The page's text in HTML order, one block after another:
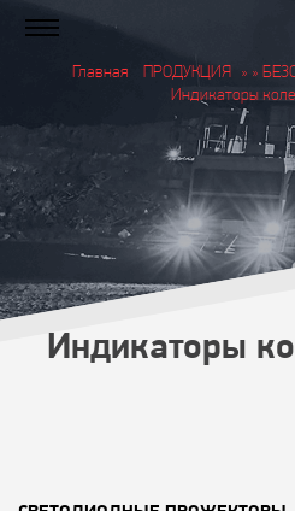
Главная ПРОДУКЦИЯ » »
Индикаторы
Индикаторы